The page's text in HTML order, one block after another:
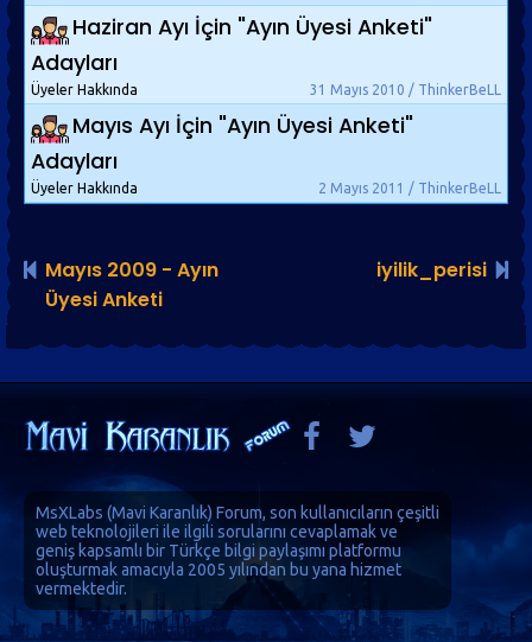
Haziran Ayı İçin "Ayın Üyesi Anketi"
Adayları
31 Mayıs 2010 / ThinkerBeLL
Üyeler Hakkında
Mayıs Ayı İçin "Ayın Üyesi Anketi"
Adayları
2 Mayıs 2011 / ThinkerBeLL
Üyeler Hakkında
Mayıs 2009 - Ayın
Üyesi Anketi
iyilik_perisi
MsXLabs (Mavi Karanlık) Forum, son kullanıcıların çeşitli
web teknolojileri ile ilgili sorularını cevaplamak ve
geniş kapsamlı bir Türkçe bilgi paylaşımı platformu
oluşturmak amacıyla 2005 yılından bu yana hizmet
vermektedir.